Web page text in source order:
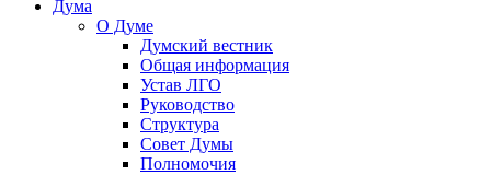
Дума
О Думе
Думский вестник
Общая информация
Устав ЛГО
Руководство
Структура
Совет Думы
Полномочия